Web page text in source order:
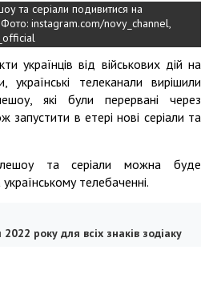
та серіали подивитися на
Фото: instagram.com/novy_channel,
українців від військових дій на
українські телеканали вирішили
які були перервані через
запустити в етері нові серіали та
та серіали можна буде
телебаченні.
року для всіх знаків зодіаку